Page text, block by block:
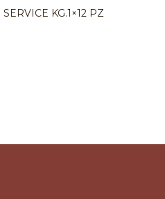
SERVICE KG.1×12 PZ